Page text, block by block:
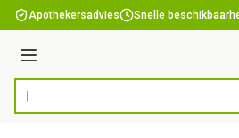
Ga naar de inhoud
Apothekersadvies Snelle
Menu
Product, merk, categorie...